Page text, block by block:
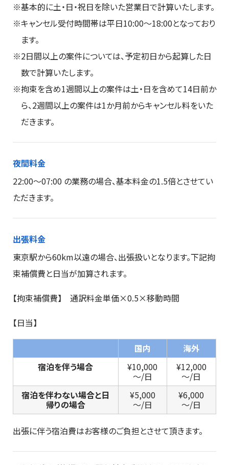
基本的に土・日・祝日を除いた営業日で計算いたします。
キャンセル受付時間帯は平日10:00～18:00となっており
ます。
2日間以上の案件については、予定初日から起算した日
数で計算いたします。
拘束を含め1週間以上の案件は土・日を含めて14日前か
ら、2週間以上の案件は1か月前からキャンセル料をいた
だきます。
夜間料金
22:00～07:00 の業務の場合、基本料金の1.5倍とさせてい
ただきます。
出張料金
東京駅から60km以遠の場合、出張扱いとなります。下記拘
束補償費と日当が加算されます。
【拘束補償費】 通訳料金単価×0.5×移動時間
【日当】
国内
海外
宿泊を伴う場合
¥10,000
～/日
¥12,000
～/日
宿泊を伴わない場合と日
帰りの場合
¥5,000
～/日
¥6,000
～/日
出張に伴う宿泊費はお客様のご負担とさせて頂きます。